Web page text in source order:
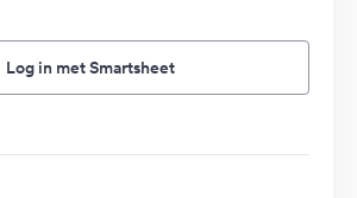
Log in met Smartsheet